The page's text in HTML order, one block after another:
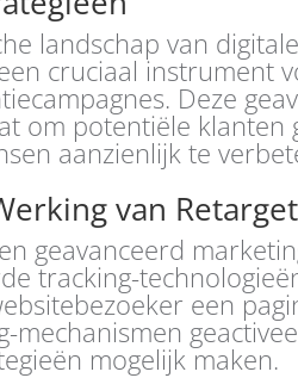
landschap van
cruciaal instrument
Deze
om potentiële
aanzienlijk te
van
geavanceerd
tracking-
een
mechanismen
mogelijk maken.